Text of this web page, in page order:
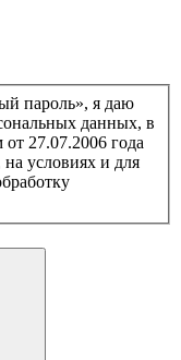
пароль», я даю
данных, в
27.07.2006 года
условиях и для